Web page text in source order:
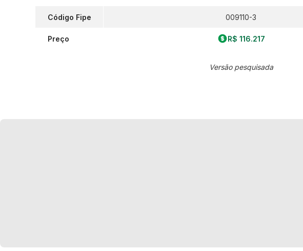
Código Fipe
Preço
009110-3
R$ 116.217
Versão pesquisada